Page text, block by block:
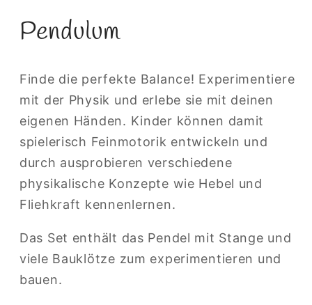
Pendulum
Finde die perfekte Balance! Experimentiere
mit der Physik und erlebe sie mit deinen
eigenen Händen. Kinder können damit
spielerisch Feinmotorik entwickeln und
durch ausprobieren verschiedene
physikalische Konzepte wie Hebel und
Fliehkraft kennenlernen.
Das Set enthält das Pendel mit Stange und
viele Bauklötze zum experimentieren und
bauen.